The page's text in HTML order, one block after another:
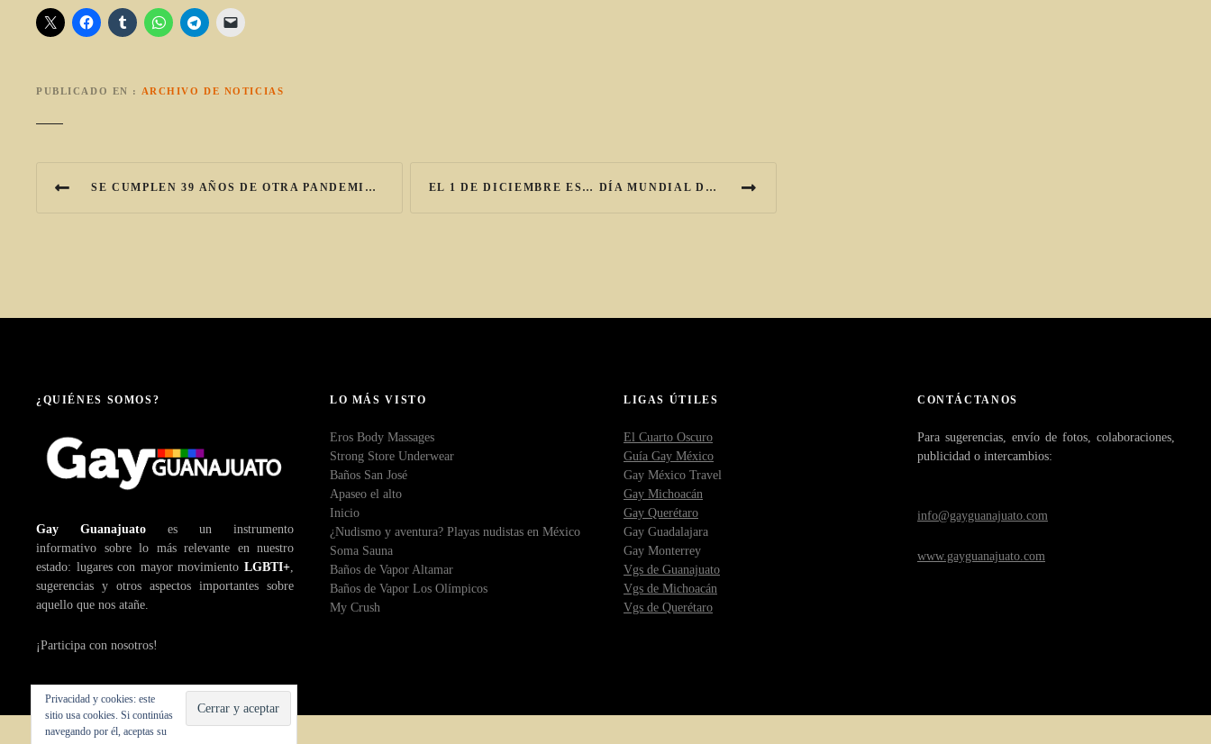
PUBLICADO EN ARCHIVO DE NOTICIAS
g
c
ó
d
e
e
n
t
SE CUMPLEN 39 AÑOS DE OTRA PANDEMIA, CON 80 MILLONES DE INFECTADOS, SIN CURA NI CUARENTENA EL 1 DE DICIEMBRE ES… DÍA MUNDIAL DEL SIDA
¿QUIÉNES SOMOS?
Gay Guanajuato es un instrumento
informativo sobre lo más relevante en nuestro
estado: lugares con mayor movimiento LGBTI+
sugerencias y otros aspectos importantes sobre
aquello que nos atañe.
¡Participa con nosotros!
LO MÁS VISTO
Eros Body Massages
Strong Store Underwear
Baños San José
Apaseo el alto
Inicio
¿Nudismo y aventura? Playas nudistas en México
Soma Sauna
Baños de Vapor Altamar
Baños de Vapor Los Olímpicos
My Crush
LIGAS ÚTILES
El Cuarto Oscuro
Guía Gay México
Gay México Travel
Gay Michoacán
Gay Querétaro
Gay Guadalajara
Gay Monterrey
Vgs de Guanajuato
Vgs de Michoacán
Vgs de Querétaro
CONTÁCTANOS
Para sugerencias, envío de fotos, colaboraciones,
publicidad o intercambios:
info@gayguanajuato.com
www.gayguanajuato.com
Privacidad y cookies: este
sitio usa cookies. Si continúas
navegando por él, aceptas su